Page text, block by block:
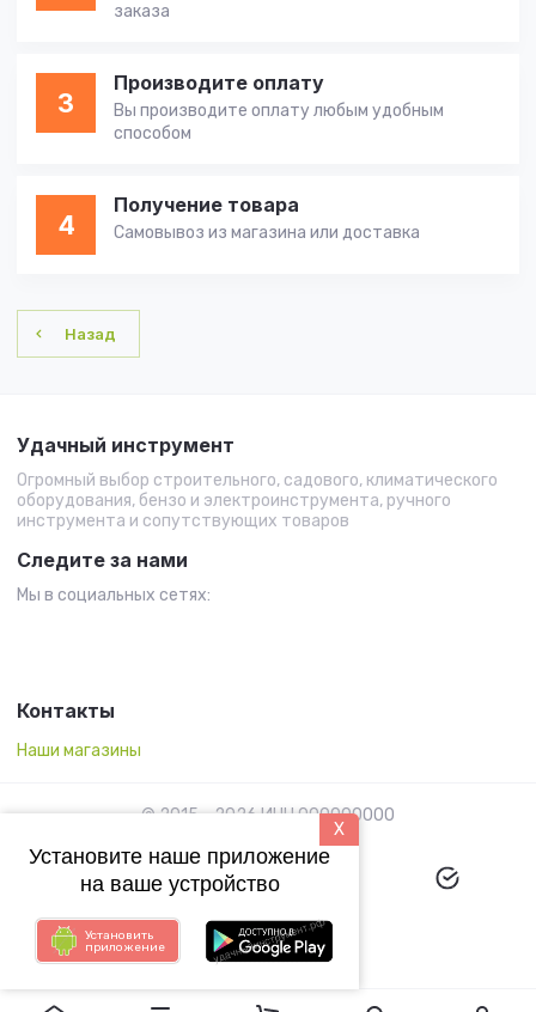
заказа
3
Производите оплату
Вы производите оплату любым удобным
способом
4
Получение товара
Самовывоз из магазина или доставка
Назад
Удачный инструмент
Огромный выбор строительного, садового, климатического
оборудования, бензо и электроинструмента, ручного
инструмента и сопутствующих товаров
Следите за нами
Мы в социальных сетях:
Контакты
Наши магазины
© 2015 - 2026 ИНН 000000000
Megagroup.ru
X
Установите наше приложение
на ваше устройство
Установить
приложение